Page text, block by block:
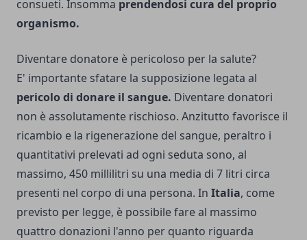
consueti. Insomma prendendosi cura del proprio
organismo.
Diventare donatore è pericoloso per la salute?
E' importante sfatare la supposizione legata al
pericolo di donare il sangue. Diventare donatori
non è assolutamente rischioso. Anzitutto favorisce il
ricambio e la rigenerazione del sangue, peraltro i
quantitativi prelevati ad ogni seduta sono, al
massimo, 450 millilitri su una media di 7 litri circa
presenti nel corpo di una persona. In Italia, come
previsto per legge, è possibile fare al massimo
quattro donazioni l'anno per quanto riguarda